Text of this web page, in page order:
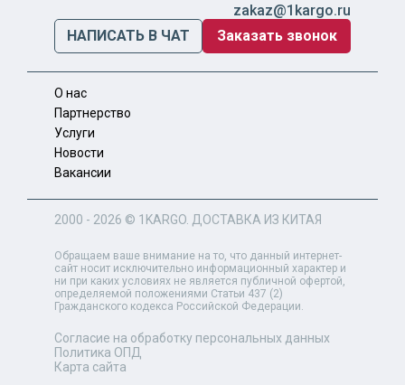
zakaz@1kargo.ru
НАПИСАТЬ В ЧАТ
Заказать звонок
О нас
Партнерство
Услуги
Новости
Вакансии
2000 - 2026 © 1KARGO . ДОСТАВКА ИЗ КИТАЯ
Обращаем ваше внимание на то, что данный интернет-
сайт носит исключительно информационный характер и
ни при каких условиях не является публичной офертой,
определяемой положениями Статьи 437 (2)
Гражданского кодекса Российской Федерации.
Согласие на обработку персональных данных
Политика ОПД
Карта сайта